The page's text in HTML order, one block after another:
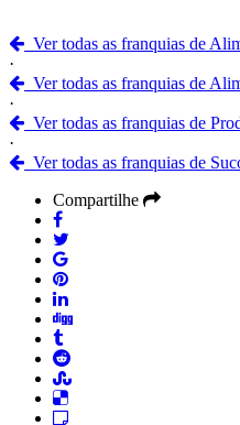
Ver todas as franquias de
·
Ver todas as franquias de
·
Ver todas as franquias de
·
Ver todas as franquias de
Compartilhe